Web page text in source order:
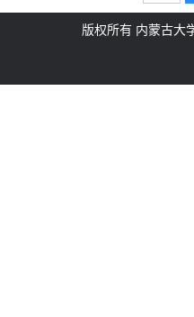
版权所有 内蒙古大